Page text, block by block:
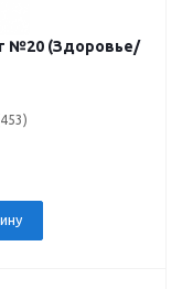
№20 (Здоровье/